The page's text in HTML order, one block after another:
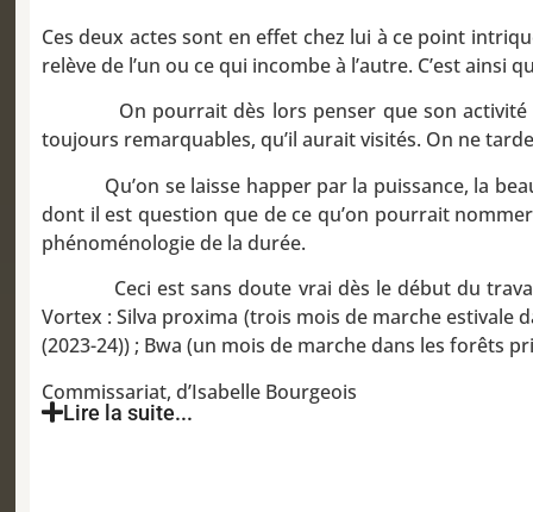
Ces deux actes sont en effet chez lui à ce point
relève de l’un ou ce qui incombe à l’autre. C’est ainsi
On pourrait dès lors penser que son activité
toujours remarquables, qu’il aurait visités. On ne
Qu’on se laisse happer par la puissance, la
dont il est question que de ce qu’on pourrait
phénoménologie de la durée.
Ceci est sans doute vrai dès le début du travail
Vortex : Silva proxima (trois mois de marche estivale
(2023-24)) ; Bwa (un mois de marche dans les forêts
Commissariat, d’Isabelle Bourgeois
Lire la suite...